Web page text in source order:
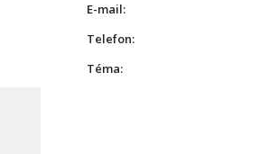
E-mail:
Telefon:
Téma: